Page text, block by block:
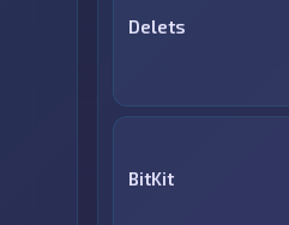
Delets
BitKit